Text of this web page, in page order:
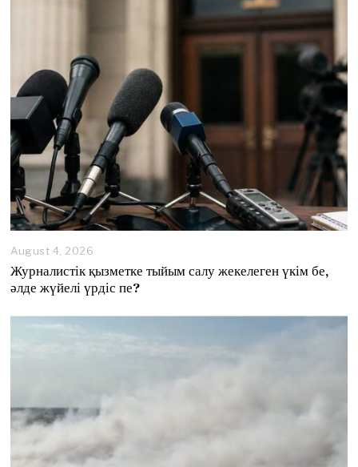
August 4, 2026
g
u
6
Журналистік қызметке тыйым салу жекелеген үкім бе,
әлде жүйелі үрдіс пе?